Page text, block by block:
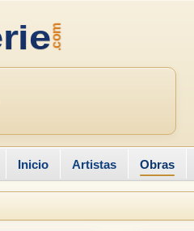
Inicio Artistas Obras